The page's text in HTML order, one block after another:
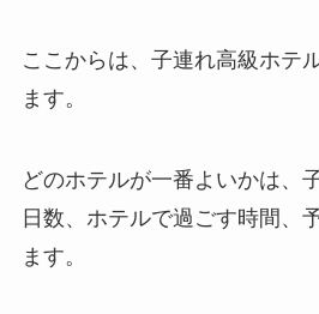
ここからは、子連れ高級ホテ
ます。
どのホテルが一番よいかは、
日数、ホテルで過ごす時間、
ます。